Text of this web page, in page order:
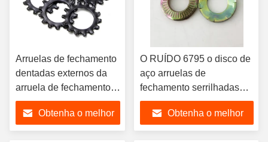
Arruelas de fechamento
dentadas externos da
arruela de fechamento
DIN6797 do dente do
óxido preto do aço
carbono
Obtenha o melhor
O RUÍDO 6795 o disco de
aço arruelas de
fechamento serrilhadas
serrilhou arruelas
aterrando lisas
Obtenha o melhor